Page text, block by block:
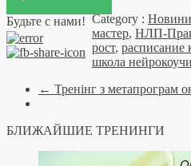
Будьте с нами! Category : Новини
мастер, НЛП-
рост, расписание
школа
← Тренінг з метапрограм
БЛИЖАЙШИЕ ТРЕНИНГИ